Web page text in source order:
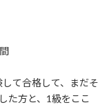
て合格して、まだそ
た方と、1級をここ